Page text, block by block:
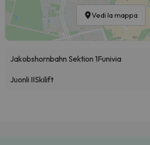
Vedi la mappa
Jakobshornbahn Sektion 1Funivia
Juonli IISkilift